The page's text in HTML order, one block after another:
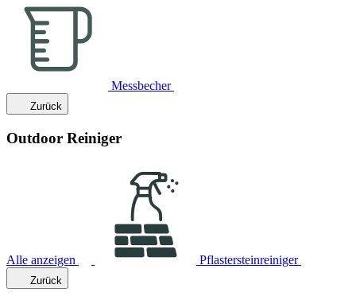
Messbecher
Zurück
Outdoor Reiniger
Alle anzeigen Pflastersteinreiniger
Zurück